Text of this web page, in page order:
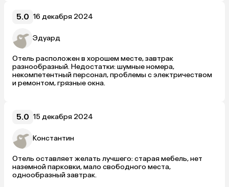
5.0 16 декабря 2024
Эдуард
Отель расположен в хорошем месте, завтрак
разнообразный. Недостатки: шумные номера,
некомпетентный персонал, проблемы с электричеством
и ремонтом, грязные окна.
5.0 15 декабря 2024
Константин
Отель оставляет желать лучшего: старая мебель, нет
наземной парковки, мало свободного места,
однообразный завтрак.